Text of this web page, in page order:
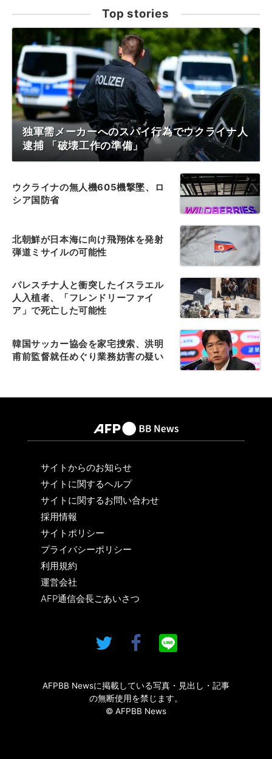
Top stories
独軍需メーカーへのスパイ行為でウクライナ人
逮捕 「破壊工作の準備」
ウクライナの無人機605機撃墜、ロ
シア国防省
北朝鮮が日本海に向け飛翔体を発射
弾道ミサイルの可能性
パレスチナ人と衝突したイスラエル
人入植者、「フレンドリーファイ
ア」で死亡した可能性
韓国サッカー協会を家宅捜索、洪明
甫前監督就任めぐり業務妨害の疑い
サイトからのお知らせ
サイトに関するヘルプ
サイトに関するお問い合わせ
採用情報
サイトポリシー
プライバシーポリシー
利用規約
運営会社
AFP通信会長ごあいさつ
AFPBB Newsに掲載している写真・見出し・記事
の無断使用を禁じます。
© AFPBB News